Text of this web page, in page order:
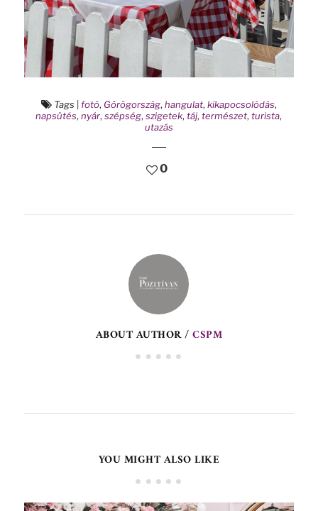
Tags fotó, Görögország, hangulat, kikapocsolódás,
napsütés,nyár,szépség,szigetek,táj,természet,turista,
utazás
0
ABOUT AUTHOR /CSPM
YOU MIGHT ALSO LIKE